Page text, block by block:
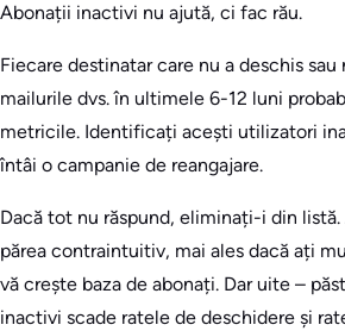
Abonații inactivi nu ajută, ci fac rău.
Fiecare destinatar care nu a deschis
mailurile dvs. în ultimele 6-12 luni
metricile. Identificați acești utilizatori
întâi o campanie de reangajare.
Dacă tot nu răspund, eliminați-i din
părea contraintuitiv, mai ales dacă ați
vă crește baza de abonați. Dar uite –
inactivi scade ratele de deschidere și